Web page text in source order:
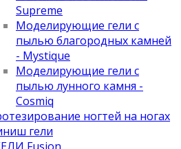
Supreme
Моделирующие гели с
пылью благородных камней
- Mystique
Моделирующие гели с
пылью лунного камня -
Cosmiq
ногтей на ногах
гели
Fusion